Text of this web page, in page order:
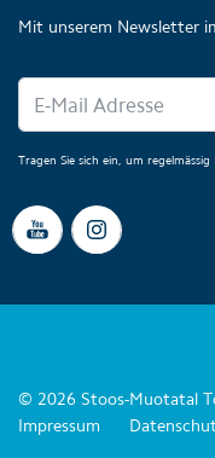
Mit unserem Newsletter
Tragen Sie sich ein, um
© 2026 Stoos-Muotatal
Impressum